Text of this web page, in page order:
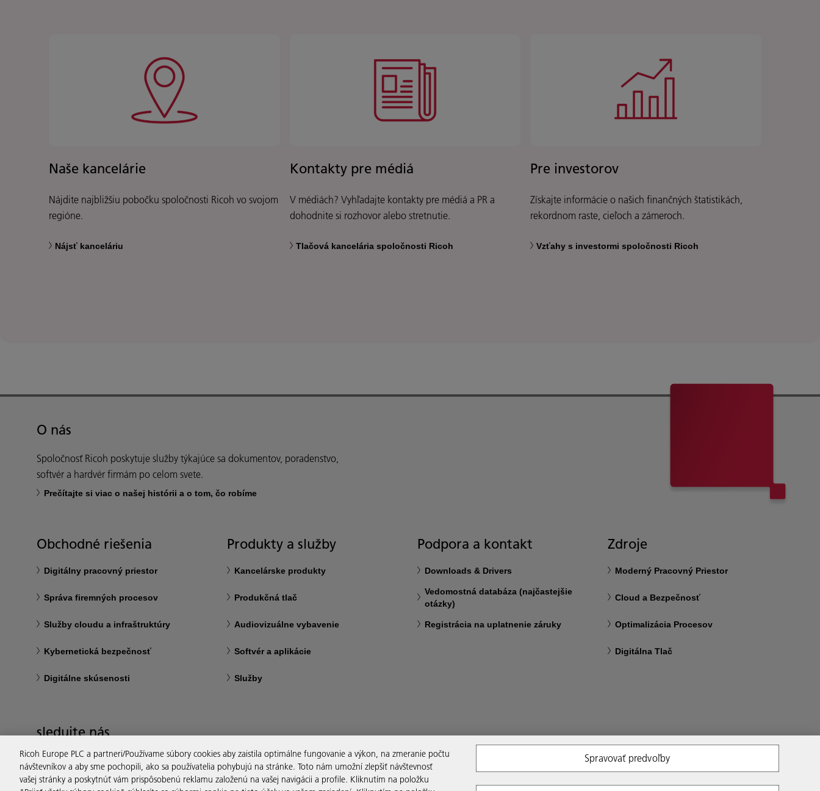
Naše kancelárie
Nájdite najbližšiu pobočku spoločnosti Ricoh vo svojom
regióne.
Nájsť kanceláriu
Kontakty pre médiá
V médiách? Vyhľadajte kontakty pre médiá a PR a
dohodnite si rozhovor alebo stretnutie.
Tlačová kancelária spoločnosti Ricoh
Pre investorov
Získajte informácie o našich finančných štatistikách,
rekordnom raste, cieľoch a zámeroch.
Vzťahy s investormi spoločnosti Ricoh
O nás
Spoločnosť Ricoh poskytuje služby týkajúce sa dokumentov, poradenstvo,
softvér a hardvér firmám po celom svete.
Prečítajte si viac o našej histórii a o tom, čo robíme
Obchodné riešenia
Digitálny pracovný priestor
Správa firemných procesov
Služby cloudu a infraštruktúry
Kybernetická bezpečnosť
Digitálne skúsenosti
Produkty a služby
Kancelárske produkty
Produkčná tlač
Audiovizuálne vybavenie
Softvér a aplikácie
Služby
Podpora a kontakt
Downloads & Drivers
Vedomostná databáza (najčastejšie
otázky)
Registrácia na uplatnenie záruky
Zdroje
Moderný Pracovný Priestor
Cloud a Bezpečnosť
Optimalizácia Procesov
Digitálna Tlač
sledujte nás
Ricoh Europe PLC a partneri/Používame súbory cookies aby zaistila optimálne fungovanie a výkon, na zmeranie počtu
návštevníkov a aby sme pochopili, ako sa používatelia pohybujú na stránke. Toto nám umožní zlepšiť návštevnosť
vašej stránky a poskytnúť vám prispôsobenú reklamu založenú na vašej navigácii a profile. Kliknutím na položku
Spravovať predvoľby